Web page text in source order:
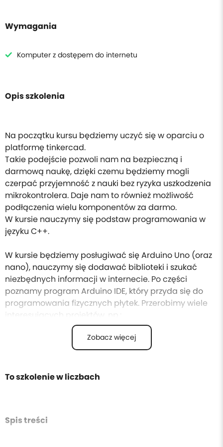
Wymagania
Komputer z dostępem do internetu
Opis szkolenia
Na początku kursu będziemy uczyć się w oparciu o
platformę tinkercad.
Takie podejście pozwoli nam na bezpieczną i
darmową naukę, dzięki czemu będziemy mogli
czerpać przyjemność z nauki bez ryzyka uszkodzenia
mikrokontrolera. Daje nam to również możliwość
podłączenia wielu komponentów za darmo.
W kursie nauczymy się podstaw programowania w
języku C++.
W kursie będziemy posługiwać się Arduino Uno (oraz
nano), nauczymy się dodawać biblioteki i szukać
niezbędnych informacji w internecie. Po części
poznamy program Arduino IDE, który przyda się do
programowania fizycznych płytek. Przerobimy wiele
interesujących projektów, np.:
Poznamy zasadę działania i komunikowanie się przez
Jak podłączyć i dodać funkcjonalność do
Stworzymy system, który włączy diodę LED po zmroku,
NeoPixel
Zobacz więcej
To szkolenie w liczbach
Spis treści